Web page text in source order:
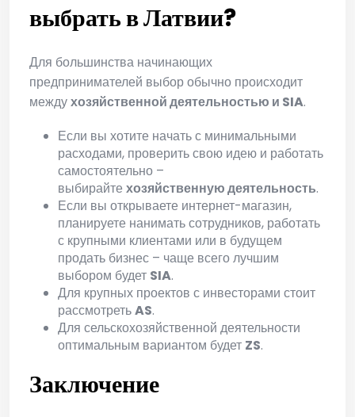
выбрать в Латвии?
Для большинства начинающих
предпринимателей выбор обычно происходит
междухозяйственной деятельностью и SIA.
Если вы хотите начать с минимальными
расходами, проверить свою идею и работать
самостоятельно –
выбирайте хозяйственную деятельность.
Если вы открываете интернет-магазин,
планируете нанимать сотрудников, работать
с крупными клиентами или в будущем
продать бизнес – чаще всего лучшим
выбором будет SIA.
Для крупных проектов с инвесторами стоит
рассмотретьAS.
Для сельскохозяйственной деятельности
оптимальным вариантом будет ZS.
Заключение